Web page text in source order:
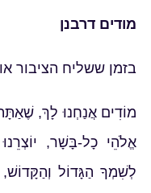
מודים דרבנן
בזמן ששליח הציבור
מוֹדִים אֲנַחְנוּ לָךְ, שֶׁאַתָּה
אֱלֹהֵי כָל-בָּשָׁר,
לְשִׁמְךָ הַגָּדוֹל וְהַקָּדוֹשׁ,